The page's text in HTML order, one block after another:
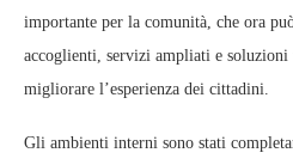
importante per la comunità, che ora
accoglienti, servizi ampliati e soluzioni
migliorare l’esperienza dei cittadini.
Gli ambienti interni sono stati